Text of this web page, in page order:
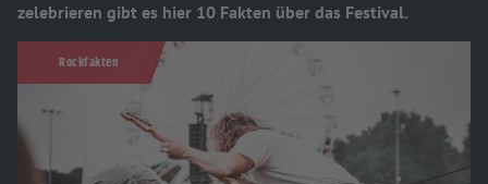
zelebrieren gibt es hier 10 Fakten über das Festival.
Rockfakten